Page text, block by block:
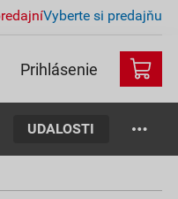
Vyberte si predajňu
Prihlásenie
UDALOSTI